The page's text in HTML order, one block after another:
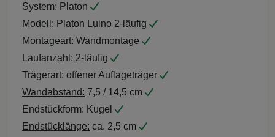
System: Platon
Modell: Platon Luino 2-läufig
Montageart: Wandmontage
Laufanzahl: 2-läufig
Trägerart: offener Auflageträger
Wandabstand: 7,5 / 14,5 cm
Endstückform: Kugel
Endstücklänge: ca. 2,5 cm